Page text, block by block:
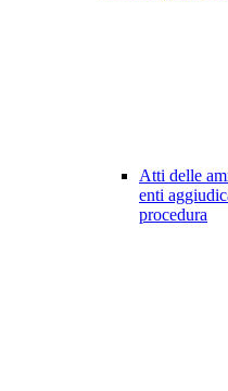
Atti delle
enti
procedura